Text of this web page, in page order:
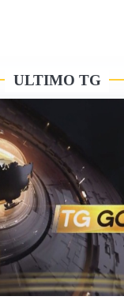
ULTIMO TG